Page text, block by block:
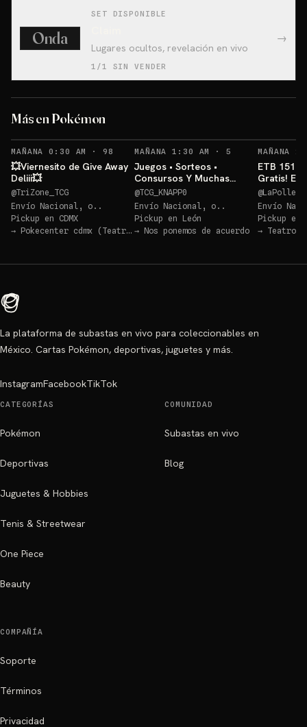
Onda
SET DISPONIBLE
Lugares ocultos, revelación en vivo
1/1 SIN VENDER
→
Más en Pokémon
MAÑANA 0:30 AM · 98 RECORDATORIOS
💥Viernesito de Give Away
Deliii💥
@TriZone_TCG
Envío Nacional, o..
Pickup en CDMX
→ Pokecenter cdmx (Teatro Blanquita)
MAÑANA 1:30 AM · 5 RECORDATORIOS
Juegos • Sorteos •
Consursos Y Muchas
Cosas Mas POKEMON TCG
@TCG_KNAPP0
Envío Nacional, o..
Pickup en León
→ Nos ponemos de acuerdo
MAÑANA
ETB 151
Gratis!
@
Envío
Pickup en
→ Teatro
La plataforma de subastas en vivo para coleccionables en
México. Cartas Pokémon, deportivas, juguetes y más.
InstagramFacebookTikTok
CATEGORÍAS
Pokémon
Deportivas
Juguetes & Hobbies
Tenis & Streetwear
One Piece
Beauty
COMUNIDAD
Subastas en vivo
Blog
COMPAÑÍA
Soporte
Términos
Privacidad